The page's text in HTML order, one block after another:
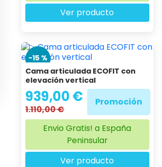
Ver producto
-15 %
Cama articulada ECOFIT con
elevación vertical
939,00 €
1.110,00 €
Promoción
Envio Gratis! a España
Peninsular
Ver producto